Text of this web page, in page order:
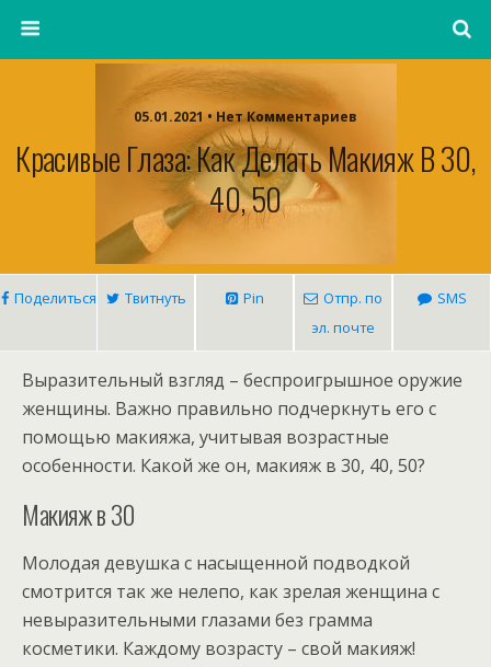
05.01.2021 • Нет Комментариев
Красивые Глаза: Как Делать Макияж В 30,
40, 50
Поделиться Твитнуть Pin
Отпр. по
эл. почте
SMS
Выразительный взгляд – беспроигрышное оружие
женщины. Важно правильно подчеркнуть его с
помощью макияжа, учитывая возрастные
особенности. Какой же он, макияж в 30, 40, 50?
Макияж в 30
Молодая девушка с насыщенной подводкой
смотрится так же нелепо, как зрелая женщина с
невыразительными глазами без грамма
косметики. Каждому возрасту – свой макияж!